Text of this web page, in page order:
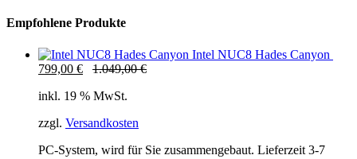
Empfohlene Produkte
Intel NUC8 Hades Canyon
799,00 € 1.049,00€
inkl. 19 % MwSt.
zzgl. Versandkosten
PC-System, wird für Sie zusammengebaut. Lieferzeit 3-7